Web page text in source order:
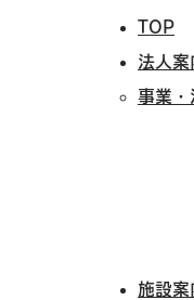
TOP
法人案
事業・
施設案